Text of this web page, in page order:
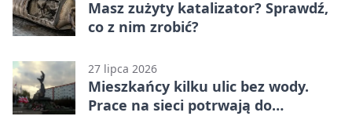
Masz zużyty katalizator? Sprawdź,
co z nim zrobić?
27 lipca 2026
Mieszkańcy kilku ulic bez wody.
Prace na sieci potrwają do